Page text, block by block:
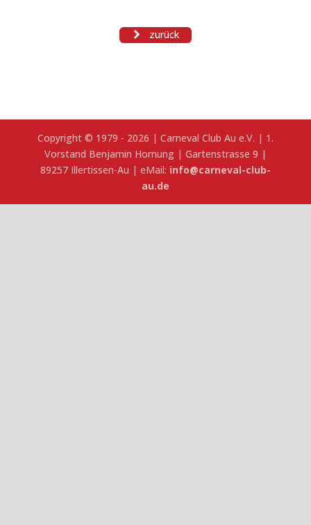
zurück
Copyright © 1979 - 2026 | Carneval Club Au e.V. | 1.
Vorstand Benjamin Hornung | Gartenstrasse 9 |
89257 Illertissen-Au | eMail: info@carneval-club-
au.de